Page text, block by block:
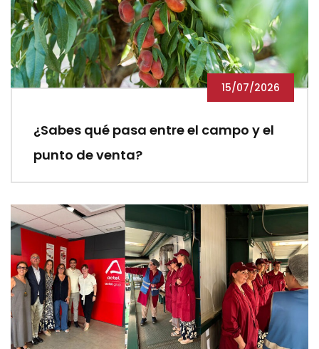
15/07/2026
¿Sabes qué pasa entre el campo y el
punto de venta?